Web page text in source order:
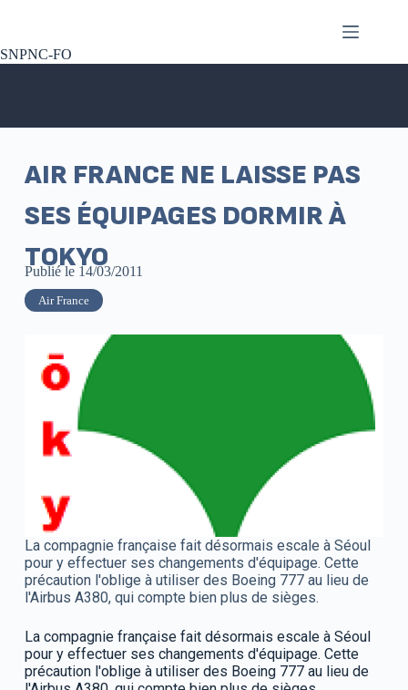
SNPNC-FO
AIR FRANCE NE LAISSE PAS
SES ÉQUIPAGES DORMIR À
TOKYO
Publié le 14/03/2011
Air France
La compagnie française fait désormais escale à Séoul
pour y effectuer ses changements d'équipage. Cette
précaution l'oblige à utiliser des Boeing 777 au lieu de
l'Airbus A380, qui compte bien plus de sièges.
La compagnie française fait désormais escale à Séoul
pour y effectuer ses changements d'équipage. Cette
précaution l'oblige à utiliser des Boeing 777 au lieu de